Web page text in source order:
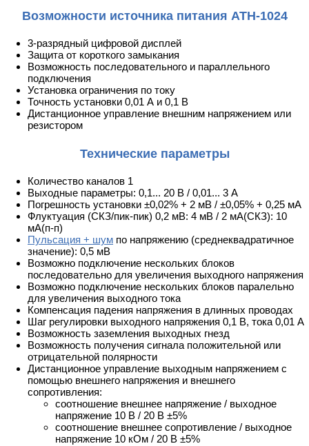
Возможности источника питания АТН-1024
3-разрядный цифровой дисплей
Защита от короткого замыкания
Возможность последовательного и параллельного
подключения
Установка ограничения по току
Точность установки 0,01 А и 0,1 В
Дистанционное управление внешним напряжением или
резистором
Технические параметры
Количество каналов 1
Выходные параметры: 0,1... 20 В / 0,01... 3 А
Погрешность установки ±0,02% + 2 мВ / ±0,05% + 0,25 мА
Флуктуация (СКЗ/пик-пик) 0,2 мВ: 4 мВ / 2 мА(СКЗ): 10
мА(п-п)
Пульсация + шум по напряжению (среднеквадратичное
значение): 0,5 мВ
Возможно подключение нескольких блоков
последовательно для увеличения выходного напряжения
Возможно подключение нескольких блоков паралельно
для увеличения выходного тока
Компенсация падения напряжения в длинных проводах
Шаг регулировки выходного напряжения 0,1 В, тока 0,01 А
Возможность заземления выходных гнезд
Возможность получения сигнала положительной или
отрицательной полярности
Дистанционное управление выходным напряжением с
помощью внешнего напряжения и внешнего
сопротивления:
соотношение внешнее напряжение / выходное
напряжение 10 В / 20 В ±5%
соотношение внешнее сопротивление / выходное
напряжение 10 кОм / 20 В ±5%